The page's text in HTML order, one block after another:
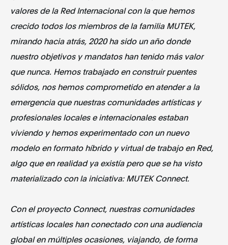
valores de la Red Internacional con la que hemos
crecido todos los miembros de la familia MUTEK,
mirando hacia atrás, 2020 ha sido un año donde
nuestro objetivos y mandatos han tenido más valor
que nunca. Hemos trabajado en construir puentes
sólidos, nos hemos comprometido en atender a la
emergencia que nuestras comunidades artísticas y
profesionales locales e internacionales estaban
viviendo y hemos experimentado con un nuevo
modelo en formato híbrido y virtual de trabajo en Red,
algo que en realidad ya existía pero que se ha visto
materializado con la iniciativa: MUTEK Connect.
Con el proyecto Connect, nuestras comunidades
artísticas locales han conectado con una audiencia
global en múltiples ocasiones, viajando, de forma